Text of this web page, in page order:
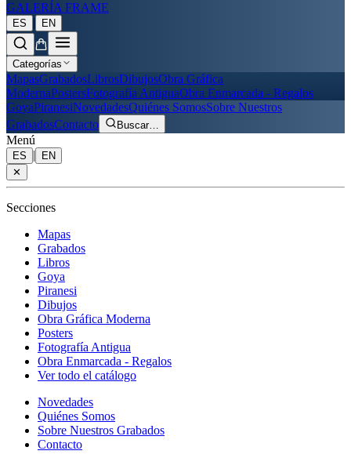
GALERÍA FRAME
ES | EN
Categorías
MapasGrabadosLibrosDibujosObra Gráfica
ModernaPostersFotografía AntiguaObra Enmarcada - Regalos
GoyaPiranesiNovedadesQuiénes SomosSobre Nuestros
GrabadosContacto Buscar…
Menú
ES |
EN
✕
Secciones
Mapas
Grabados
Libros
Goya
Piranesi
Dibujos
Obra Gráfica Moderna
Posters
Fotografía Antigua
Obra Enmarcada - Regalos
Ver todo el catálogo
Novedades
Quiénes Somos
Sobre Nuestros Grabados
Contacto